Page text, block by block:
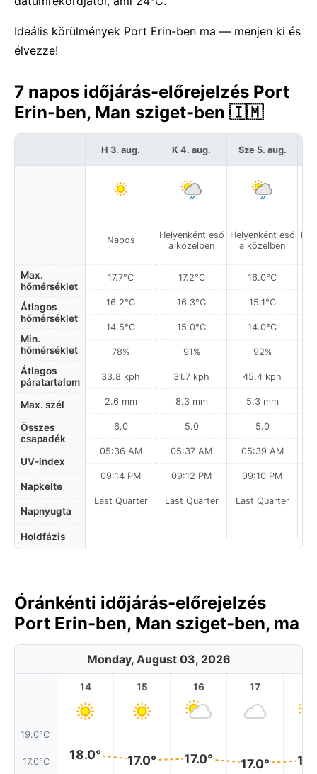
Ideális körülmények Port Erin-ben ma — menjen ki és
élvezze!
7 napos időjárás-előrejelzés Port
Erin-ben, Man sziget-ben 🇮🇲
Max.
hőmérséklet
Átlagos
hőmérséklet
Min.
hőmérséklet
Átlagos
páratartalom
Max. szél
Összes
csapadék
UV-index
Napkelte
Napnyugta
Holdfázis
H 3. aug.
Napos
17.7°C
16.2°C
14.5°C
78%
33.8 kph
2.6 mm
6.0
05:36 AM
09:14 PM
Last Quarter
K 4. aug.
Helyenként eső
a közelben
17.2°C
16.3°C
15.0°C
91%
31.7 kph
8.3 mm
5.0
05:37 AM
09:12 PM
Last Quarter
Sze 5. aug.
Helyenként eső
a közelben
16.0°C
15.1°C
14.0°C
92%
45.4 kph
5.3 mm
5.0
05:39 AM
09:10 PM
Last Quarter
Óránkénti időjárás-előrejelzés
Port Erin-ben, Man sziget-ben, ma
Monday, August 03, 2026
19.0°C
17.0°C
14
18.0°
15
17.0°
16
17.0°
17
17.0°